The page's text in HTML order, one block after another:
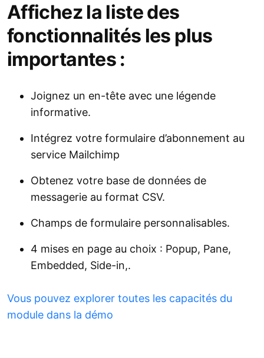
Affichez la liste des
fonctionnalités les plus
importantes :
Joignez un en-tête avec une légende
informative.
Intégrez votre formulaire d’abonnement au
service Mailchimp
Obtenez votre base de données de
messagerie au format CSV.
Champs de formulaire personnalisables.
4 mises en page au choix : Popup, Pane,
Embedded, Side-in,.
Vous pouvez explorer toutes les capacités du
module dans la démo